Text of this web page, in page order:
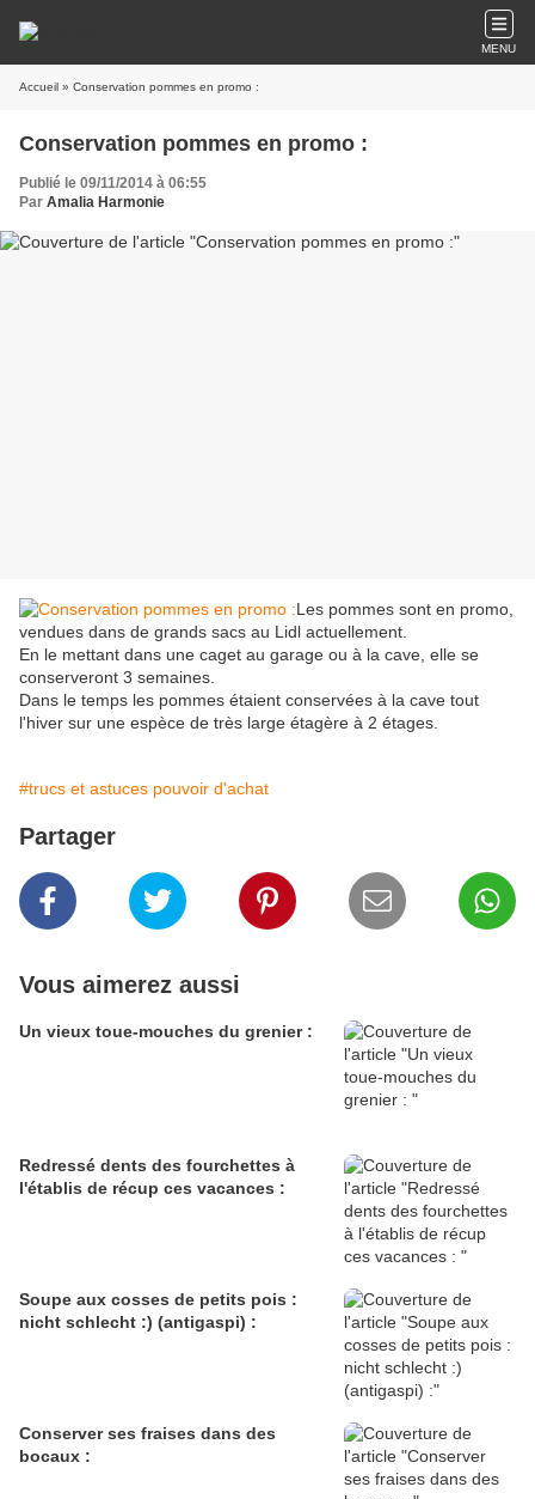
MENU
Accueil » Conservation pommes en promo :
Conservation pommes en promo :
Publié le 09/11/2014 à 06:55
Par Amalia Harmonie
Les pommes sont en promo,
vendues dans de grands sacs au Lidl actuellement.
En le mettant dans une caget au garage ou à la cave, elle se
conserveront 3 semaines.
Dans le temps les pommes étaient conservées à la cave tout
l'hiver sur une espèce de très large étagère à 2 étages.
#trucs et astuces pouvoir d'achat
Partager
Vous aimerez aussi
Un vieux toue-mouches du grenier :
Redressé dents des fourchettes à
l'établis de récup ces vacances :
Soupe aux cosses de petits pois :
nicht schlecht :) (antigaspi) :
Conserver ses fraises dans des
bocaux :